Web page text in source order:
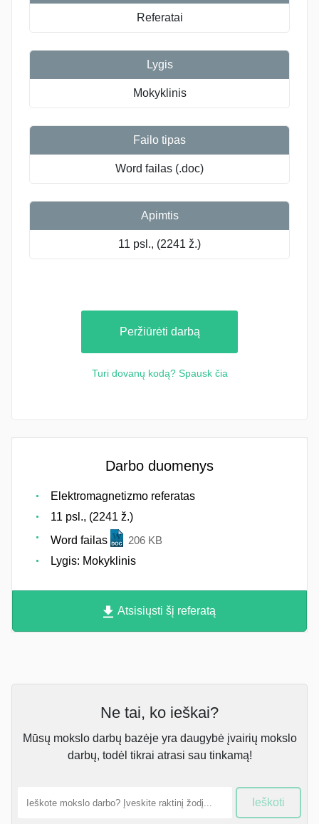
Referatai
Lygis
Mokyklinis
Failo tipas
Word failas (.doc)
Apimtis
11 psl., (2241 ž.)
Peržiūrėti darbą
Turi dovanų kodą? Spausk čia
Darbo duomenys
Elektromagnetizmo referatas
11 psl., (2241 ž.)
Word failas
206 KB
Lygis: Mokyklinis
Atsisiųsti šį referatą
Ne tai, ko ieškai?
Mūsų mokslo darbų bazėje yra daugybė įvairių mokslo
darbų, todėl tikrai atrasi sau tinkamą!
Ieškoti